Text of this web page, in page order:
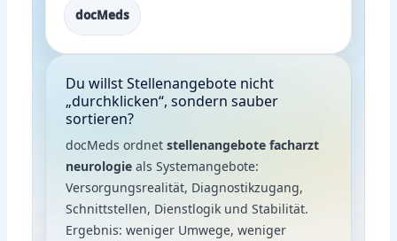
docMeds
Du willst Stellenangebote nicht
„durchklicken“, sondern sauber
sortieren?
docMeds ordnetstellenangebote facharzt
neurologie als Systemangebote:
Versorgungsrealität, Diagnostikzugang,
Schnittstellen, Dienstlogik und Stabilität.
Ergebnis: weniger Umwege, weniger